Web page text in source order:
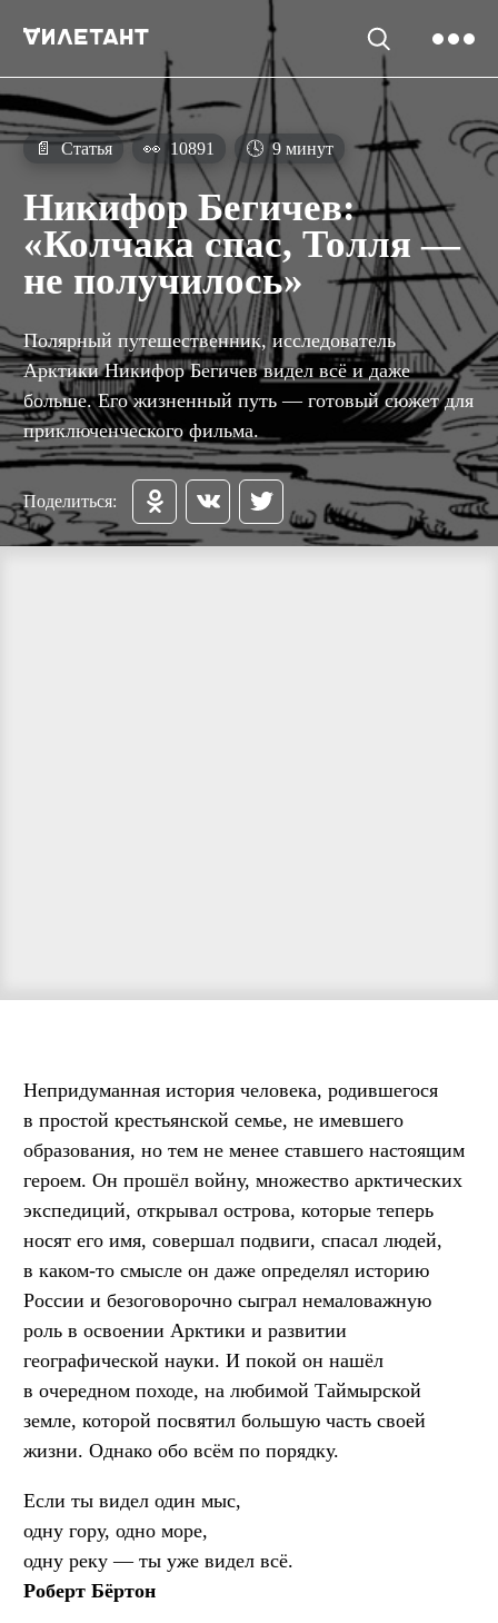
📄 Статья 👀 10891 🕓 9 минут
Никифор Бегичев:
«Колчака спас, Толля —
не получилось»
Полярный путешественник, исследователь
Арктики Никифор Бегичев видел всё и даже
больше. Его жизненный путь — готовый сюжет для
приключенческого фильма.
Поделиться:
Непридуманная история человека, родившегося
в простой крестьянской семье, не имевшего
образования, но тем не менее ставшего настоящим
героем. Он прошёл войну, множество арктических
экспедиций, открывал острова, которые теперь
носят его имя, совершал подвиги, спасал людей,
в каком-то смысле он даже определял историю
России и безоговорочно сыграл немаловажную
роль в освоении Арктики и развитии
географической науки. И покой он нашёл
в очередном походе, на любимой Таймырской
земле, которой посвятил большую часть своей
жизни. Однако обо всём по порядку.
Если ты видел один мыс,
одну гору, одно море,
одну реку — ты уже видел всё.
Роберт Бёртон